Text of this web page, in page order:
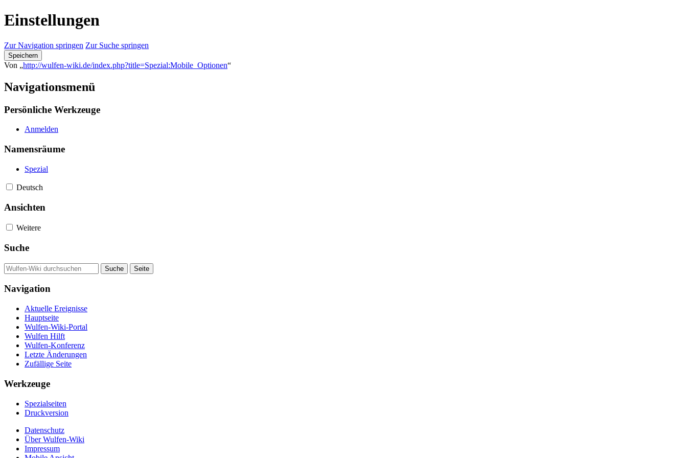
Einstellungen
Zur Navigation springen Zur Suche springen
Speichern
Von „http://wulfen-wiki.de/index.php?title=Spezial:Mobile_Optionen“
Navigationsmenü
Persönliche Werkzeuge
Anmelden
Namensräume
Spezial
Deutsch
Ansichten
Weitere
Suche
Navigation
Aktuelle Ereignisse
Hauptseite
Wulfen-Wiki-Portal
Wulfen Hilft
Wulfen-Konferenz
Letzte Änderungen
Zufällige Seite
Werkzeuge
Spezialseiten
Druckversion
Datenschutz
Über Wulfen-Wiki
Impressum